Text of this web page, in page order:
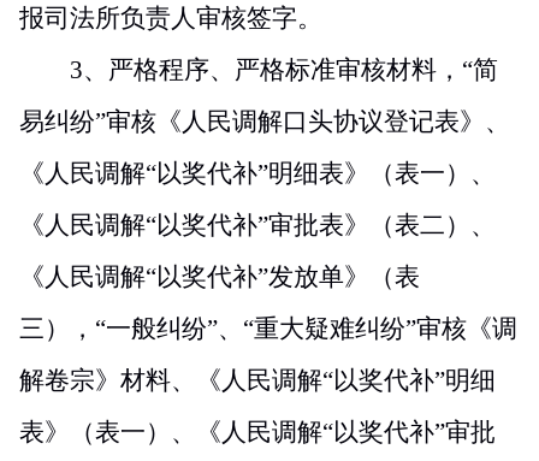
报司法所负责人审核签字。
3、严格程序、严格标准审核材料，“简
易纠纷”审核《人民调解口头协议登记表》、
《人民调解“以奖代补”明细表》（表一）、
《人民调解“以奖代补”审批表》（表二）、
《人民调解“以奖代补”发放单》（表
三），“一般纠纷”、“重大疑难纠纷”审核《调
解卷宗》材料、《人民调解“以奖代补”明细
表》（表一）、《人民调解“以奖代补”审批